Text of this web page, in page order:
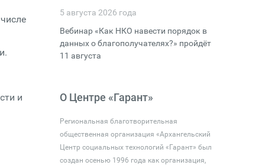
и
5 августа 2026 года
Вебинар «Как НКО навести порядок в
данных о благополучателях?» пройдёт
11 августа
О Центре «Гарант»
Региональная благотворительная
общественная организация «Архангельский
Центр социальных технологий «Гарант» был
создан осенью 1996 года как организация,